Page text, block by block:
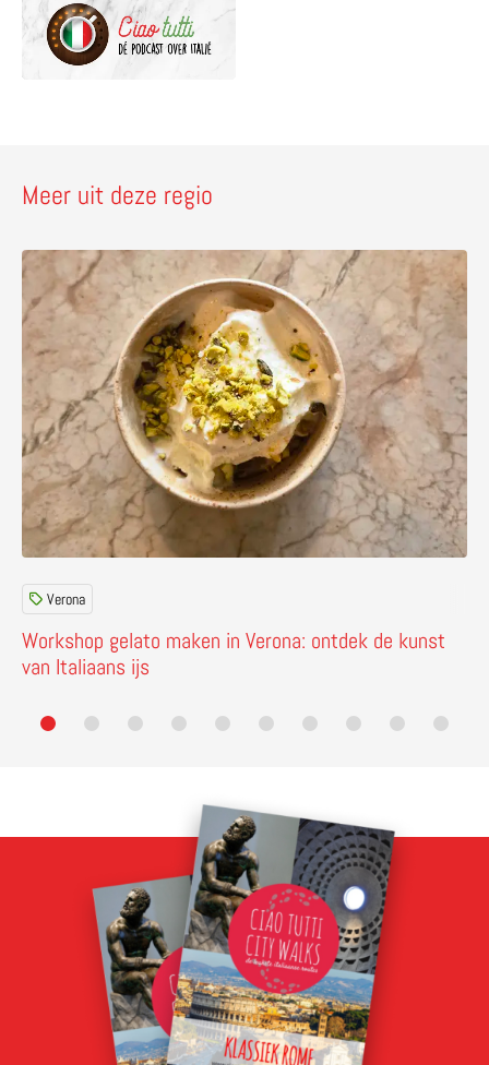
Meer uit deze regio
Workshop gelato maken in Verona: ontdek de kunst
van Italiaans ijs
Verona
Lees meer over Workshop gelato maken in Verona: